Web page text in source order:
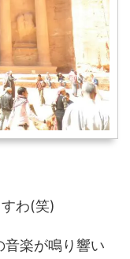
わ(笑)
楽が鳴り響い